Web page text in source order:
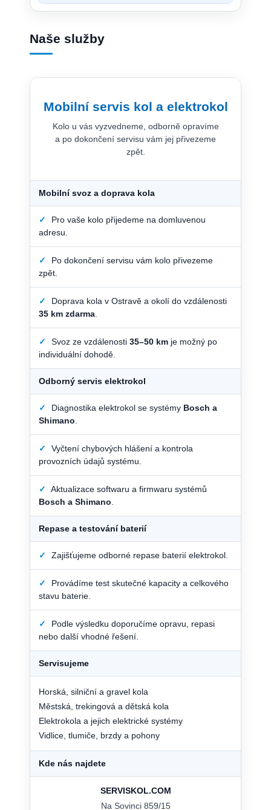
Naše služby
Mobilní servis kol a elektrokol
Kolo u vás vyzvedneme, odborně opravíme
a po dokončení servisu vám jej přivezeme
zpět.
Mobilní svoz a doprava kola
✓
Pro vaše kolo přijedeme na domluvenou
adresu.
✓
Po dokončení servisu vám kolo přivezeme
zpět.
✓
Doprava kola v Ostravě a okolí do vzdálenosti
35 km zdarma
✓ Svoz ze vzdálenosti 35–50 km je možný po
individuální dohodě.
Odborný servis elektrokol
✓ Diagnostika elektrokol se systémy Bosch a
Shimano
✓
Vyčtení chybových hlášení a kontrola
provozních údajů systému.
✓
Aktualizace softwaru a firmwaru systémů
Bosch a Shimano
Repase a testování baterií
✓ Zajišťujeme odborné repase baterií elektrokol.
✓
Provádíme test skutečné kapacity a celkového
stavu baterie.
✓
Podle výsledku doporučíme opravu, repasi
nebo další vhodné řešení.
Servisujeme
Horská, silniční a gravel kola
Městská, trekingová a dětská kola
Elektrokola a jejich elektrické systémy
Vidlice, tlumiče, brzdy a pohony
Kde nás najdete
SERVISKOL.COM
Na Sovinci 859/15